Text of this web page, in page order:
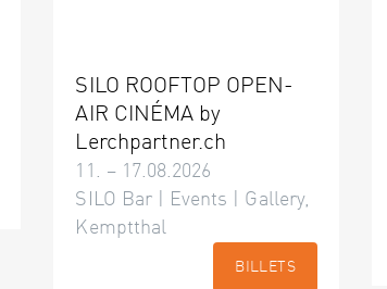
SILO ROOFTOP OPEN-
AIR CINÉMA by
Lerchpartner.ch
11. – 17.08.2026
SILO Bar | Events | Gallery,
Kemptthal
BILLETS